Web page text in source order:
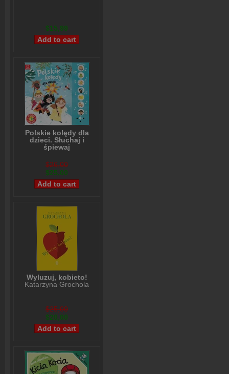
$15,99
Polskie kolędy dla
dzieci. Słuchaj i
śpiewaj
$26,00
$25,00
Wyluzuj, kobieto!
Katarzyna Grochola
$25,00
$20,00